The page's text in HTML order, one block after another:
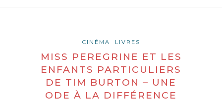
CINÉMA LIVRES
MISS PEREGRINE ET LES
ENFANTS PARTICULIERS
DE TIM BURTON – UNE
ODE À LA DIFFÉRENCE